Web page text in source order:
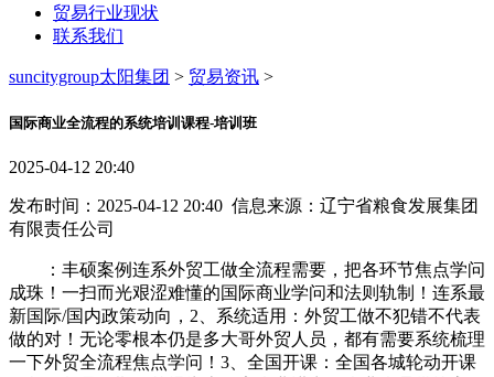
贸易行业现状
联系我们
suncitygroup太阳集团 > 贸易资讯 >
国际商业全流程的系统培训课程-培训班
2025-04-12 20:40
发布时间：2025-04-12 20:40 信息来源：辽宁省粮食发展集团
有限责任公司
：丰硕案例连系外贸工做全流程需要，把各环节焦点学问
成珠！一扫而光艰涩难懂的国际商业学问和法则轨制！连系最
新国际/国内政策动向，2、系统适用：外贸工做不犯错不代表
做的对！无论零根本仍是多大哥外贸人员，都有需要系统梳理
一下外贸全流程焦点学问！3、全国开课：全国各城轮动开课